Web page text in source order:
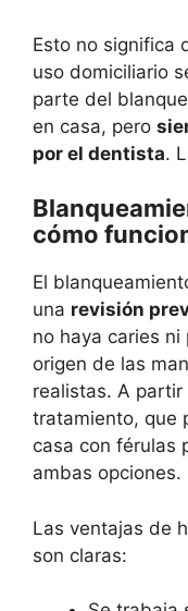
Esto no significa
uso domiciliario
parte del
en casa, pero
por el dentista.
cómo
El
una revisión
no haya caries
origen de las
realistas. A
tratamiento, que
casa con férulas
ambas opciones.
Las ventajas de
son claras: